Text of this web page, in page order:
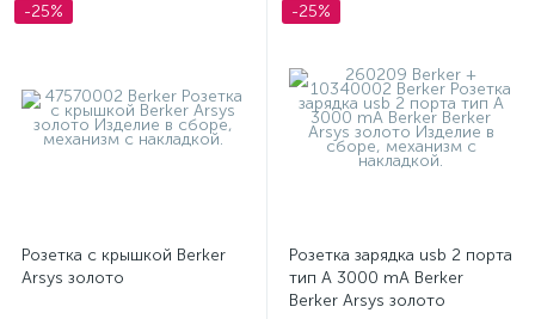
-25%
Розетка с крышкой Berker
Arsys золото
-25%
Розетка зарядка usb 2 порта
тип А 3000 mA Berker
Berker Arsys золото